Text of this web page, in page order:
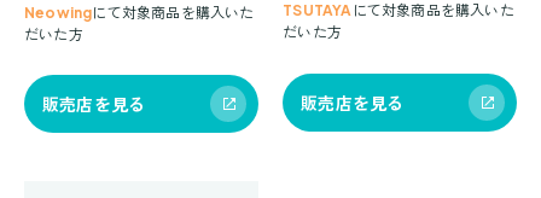
Neowingにて対象商品を購入いた
だいた方
販売店を見る
TSUTAYA にて対象商品を購入いた
だいた方
販売店を見る